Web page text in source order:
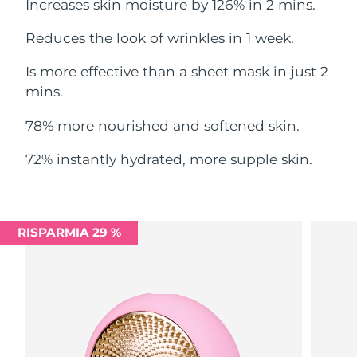
Increases skin moisture by 126% in 2 mins.
Reduces the look of wrinkles in 1 week.
Is more effective than a sheet mask in just 2
mins.
78% more nourished and softened skin.
72% instantly hydrated, more supple skin.
RISPARMIA 29 %
Consegna stimata
Portogallo
Portorico Consegna stimata8/13/26
Qatar Consegna stimata8/12/26
Romania
Arabia Saudita Consegna stimata
Singapore Consegna stimata